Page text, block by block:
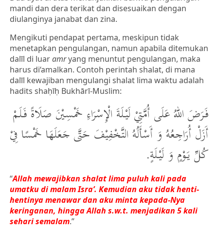
mandi dan dera terikat dan disesuaikan dengan
diulanginya janabat dan zina.
Mengikuti pendapat pertama, meskipun tidak
menetapkan pengulangan, namun apabila ditemukan
dalīl di luaramryang menuntut pengulangan, maka
harus di‘amalkan. Contoh perintah shalat, di mana
dalīl kewajiban mengulangi shalat lima waktu adalah
hadits shaḥīḥ Bukhārī-Muslim:
فَرَضَ اللهُ عَلَى أُمَّتِيْ لَيْلَةَ الْإِسْرَاءِ خَمْسِيْنَ صَلَاةً فَلَمْ
أَزَلْ أُرَاجِعُهُ وَ أَسْأَلُهُ التَّخْفِيْفَ حَتَّى جَعَلَهَا خَمْسًا فِيْ
كُلِّ يَوْمٍ وَ لَيْلَةٍ.
“Allah mewajibkan shalat lima puluh kali pada
umatku di malam Isra’. Kemudian aku tidak henti-
hentinya menawar dan aku minta kepada-Nya
keringanan, hingga Allah s.w.t. menjadikan 5 kali
sehari semalam.”